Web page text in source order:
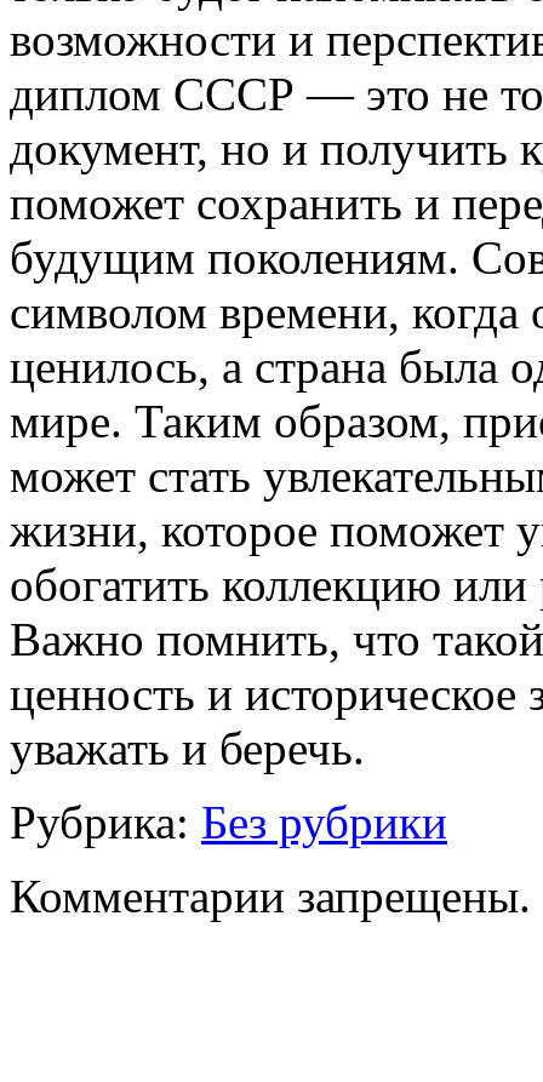
возможности и
диплом СССР — это не
документ, но и получить
поможет сохранить и
будущим поколениям.
символом времени, когда
ценилось, а страна была
мире. Таким образом,
может стать
жизни, которое поможет
обогатить коллекцию
Важно помнить, что
ценность и историческое
уважать и беречь.
Рубрика: Без рубрики
Комментарии запрещены.